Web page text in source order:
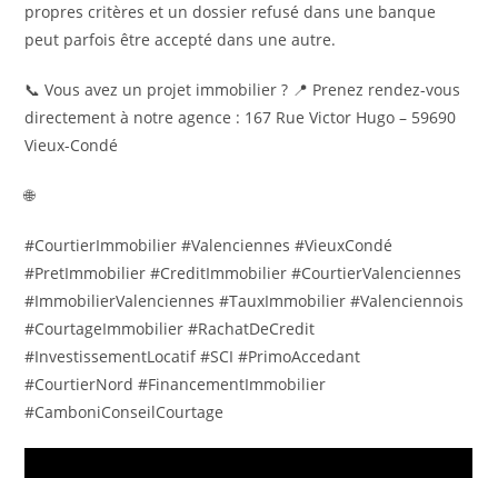
propres critères et un dossier refusé dans une banque
peut parfois être accepté dans une autre.
📞 Vous avez un projet immobilier ? 📍 Prenez rendez-vous
directement à notre agence : 167 Rue Victor Hugo – 59690
Vieux-Condé
🌐
#CourtierImmobilier #Valenciennes #VieuxCondé
#PretImmobilier #CreditImmobilier #CourtierValenciennes
#ImmobilierValenciennes #TauxImmobilier #Valenciennois
#CourtageImmobilier #RachatDeCredit
#InvestissementLocatif #SCI #PrimoAccedant
#CourtierNord #FinancementImmobilier
#CamboniConseilCourtage